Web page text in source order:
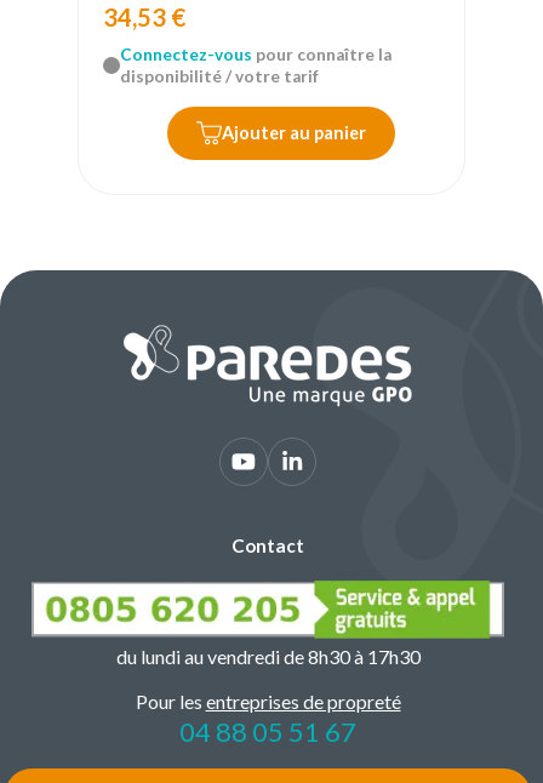
34,53 €
Connectez-vous pour connaître la
disponibilité / votre tarif
Ajouter au panier
Contact
du lundi au vendredi de 8h30 à 17h30
Pour les entreprises de propreté
04 88 05 51 67